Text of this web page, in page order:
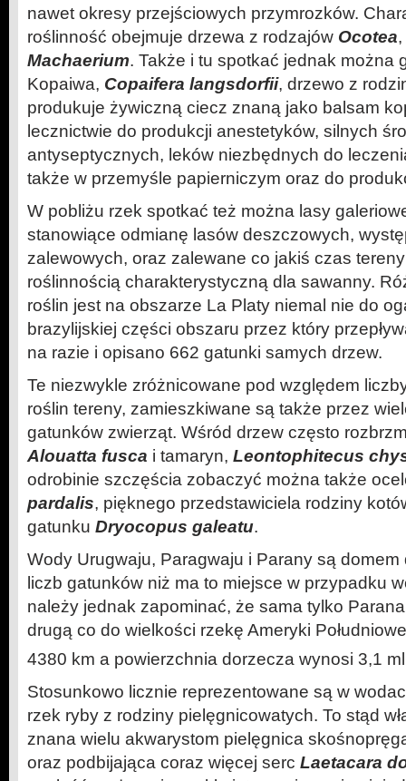
nawet okresy przejściowych przymrozków.
roślinność obejmuje drzewa z rodzajów Ocotea,
Machaerium. Także i tu spotkać jednak można
Kopaiwa, Copaifera langsdorfii, drzewo z
produkuje żywiczną ciecz znaną jako balsam
lecznictwie do produkcji anestetyków, silnych
antyseptycznych, leków niezbędnych do
także w przemyśle papierniczym oraz do
W pobliżu rzek spotkać też można lasy
stanowiące odmianę lasów deszczowych,
zalewowych, oraz zalewane co jakiś czas
roślinnością charakterystyczną dla sawanny.
roślin jest na obszarze La Platy niemal nie do
brazylijskiej części obszaru przez który
na razie i opisano 662 gatunki samych drzew.
Te niezwykle zróżnicowane pod względem
roślin tereny, zamieszkiwane są także przez
gatunków zwierząt. Wśród drzew często
Alouatta fusca i tamaryn, Leontophitecus
odrobinie szczęścia zobaczyć można także
pardalis, pięknego przedstawiciela rodziny
gatunku Dryocopus galeatu.
Wody Urugwaju, Paragwaju i Parany są
liczb gatunków niż ma to miejsce w przypadku
należy jednak zapominać, że sama tylko
drugą co do wielkości rzekę Ameryki
4380 km a powierzchnia dorzecza wynosi 3,1
Stosunkowo licznie reprezentowane są w
rzek ryby z rodziny pielęgnicowatych. To stąd
znana wielu akwarystom pielęgnica
oraz podbijająca coraz więcej serc Laetacara